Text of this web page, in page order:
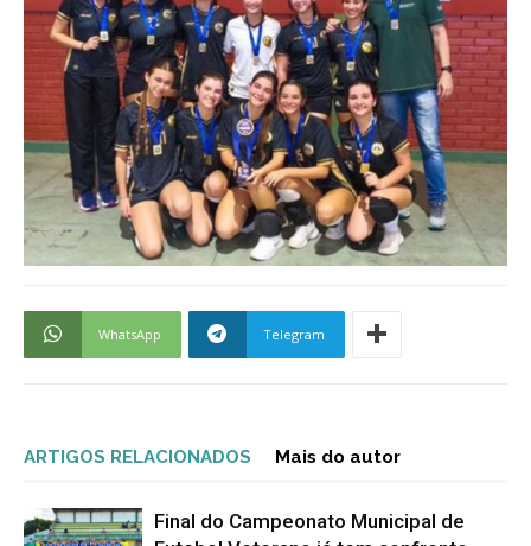
WhatsApp Telegram
ARTIGOS RELACIONADOS Mais do autor
Final do Campeonato Municipal de